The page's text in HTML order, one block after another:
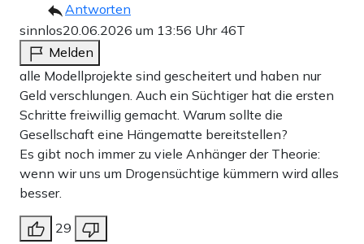
Antworten
sinnlos20.06.2026 um 13:56 Uhr 46T
Melden
alle Modellprojekte sind gescheitert und haben nur
Geld verschlungen. Auch ein Süchtiger hat die ersten
Schritte freiwillig gemacht. Warum sollte die
Gesellschaft eine Hängematte bereitstellen?
Es gibt noch immer zu viele Anhänger der Theorie:
wenn wir uns um Drogensüchtige kümmern wird alles
besser.
29